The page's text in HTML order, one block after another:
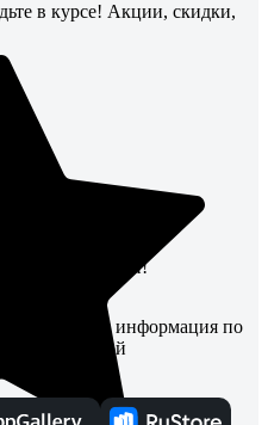
в курсе! Акции, скидки,
с гарантией!
чтобы информация по
под рукой